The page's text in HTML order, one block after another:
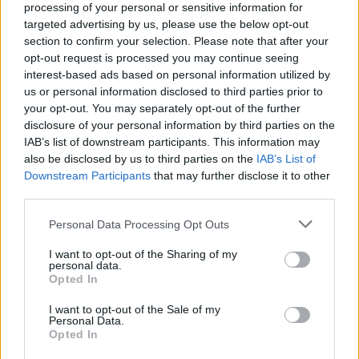
processing of your personal or sensitive information for
targeted advertising by us, please use the below opt-out
section to confirm your selection. Please note that after your
opt-out request is processed you may continue seeing
interest-based ads based on personal information utilized by
us or personal information disclosed to third parties prior to
your opt-out. You may separately opt-out of the further
disclosure of your personal information by third parties on the
IAB’s list of downstream participants. This information may
also be disclosed by us to third parties on the IAB’s List of
Downstream Participants that may further disclose it to other
Please note that this website/app uses one or more Google
not limited to your visit or usage behaviour. You may click to
grant or deny consent to Google and its third-party tags to
use your data for below specified purposes in below Google
consent section.
Personal Data Processing Opt Outs
I want to opt-out of the Sharing of my
personal data.
Opted In
I want to opt-out of the Sale of my
Personal Data.
Opted In
επιθέσεις κατά αμερικανικών
εταιρειών στη Μέση Ανατολή,
καλώντας τους εργαζόμενους να
απομακρυνθούν από τις περιοχές
αυτές. Το ιρανικό πρακτορείο Tasnim
είχε δημοσιεύσει στο Telegram λίστα
με πιθανούς στόχους,
περιλαμβάνοντας γραφεία της
Amazon, της Google, της Microsoft
22:30 | 02.04.2026
Ορμούζ είναι «ανοιχτό για
εμάς»